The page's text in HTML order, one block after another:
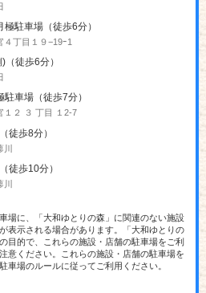
駐車場（徒歩6分）
丁目１９−19ｰ1
（徒歩6分）
車場（徒歩7分）
２ ３ 丁目 １2-7
徒歩8分）
徒歩10分）
場に、「大和ゆとりの森」に関連のない施設
表示される場合があります。「大和ゆとりの
目的で、これらの施設・店舗の駐車場をご利
意ください。これらの施設・店舗の駐車場を
車場のルールに従ってご利用ください。